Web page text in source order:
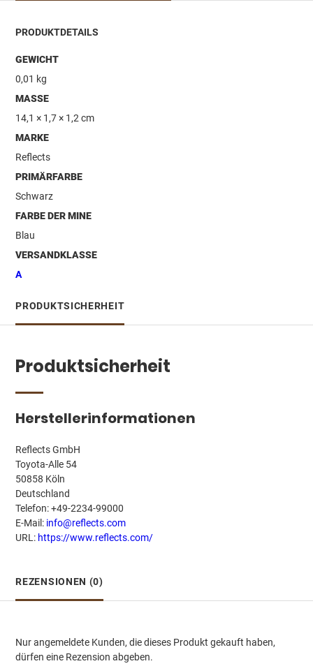
PRODUKTDETAILS
GEWICHT
0,01 kg
MASSE
14,1 × 1,7 × 1,2 cm
MARKE
Reflects
PRIMÄRFARBE
Schwarz
FARBE DER MINE
Blau
VERSANDKLASSE
A
PRODUKTSICHERHEIT
Produktsicherheit
Herstellerinformationen
Reflects GmbH
Toyota-Alle 54
50858 Köln
Deutschland
Telefon: +49-2234-99000
E-Mail: info@reflects.com
URL: https://www.reflects.com/
REZENSIONEN (0)
Nur angemeldete Kunden, die dieses Produkt gekauft haben,
dürfen eine Rezension abgeben.